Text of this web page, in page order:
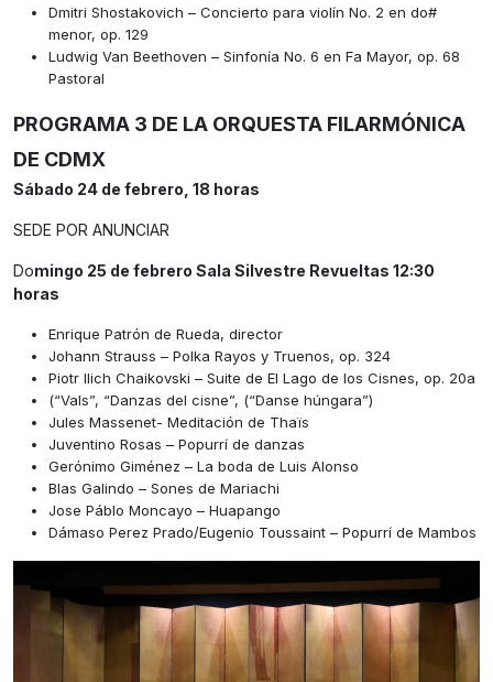
Dmitri Shostakovich – Concierto para violín No. 2 en do#
menor, op. 129
Ludwig Van Beethoven – Sinfonía No. 6 en Fa Mayor, op. 68
Pastoral
PROGRAMA 3 DE LA ORQUESTA FILARMÓNICA
DE CDMX
Sábado 24 de febrero, 18 horas
SEDE POR ANUNCIAR
Domingo 25 de febrero Sala Silvestre Revueltas 12:30
horas
Enrique Patrón de Rueda, director
Johann Strauss – Polka Rayos y Truenos, op. 324
Piotr Ilich Chaikovski – Suite de El Lago de los Cisnes, op. 20a
(“Vals”, “Danzas del cisne”, (“Danse húngara”)
Jules Massenet- Meditación de Thaïs
Juventino Rosas – Popurrí de danzas
Gerónimo Giménez – La boda de Luis Alonso
Blas Galindo – Sones de Mariachi
Jose Páblo Moncayo – Huapango
Dámaso Perez Prado/Eugenio Toussaint – Popurrí de Mambos